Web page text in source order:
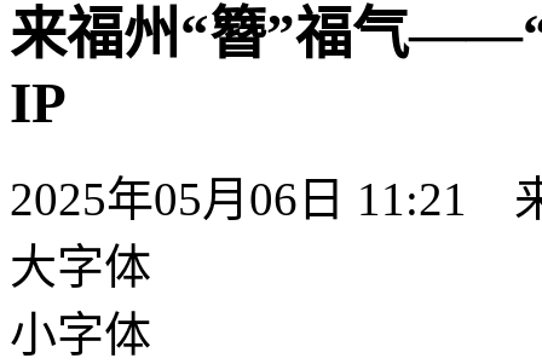
来福州“簪”福气
IP
2025年05月06日 11:21
大字体
小字体